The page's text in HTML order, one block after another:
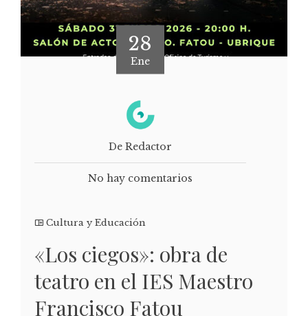
28
Ene
De Redactor
No hay comentarios
Cultura y Educación
«Los ciegos»: obra de
teatro en el IES Maestro
Francisco Fatou